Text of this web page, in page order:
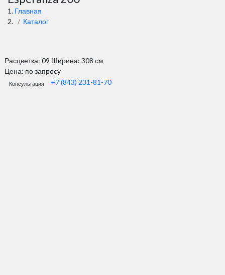
Главная
Каталог
Расцветка: 09 Ширина: 308 см
Цена: по запросу
Консультация +7 (843) 231-81-70